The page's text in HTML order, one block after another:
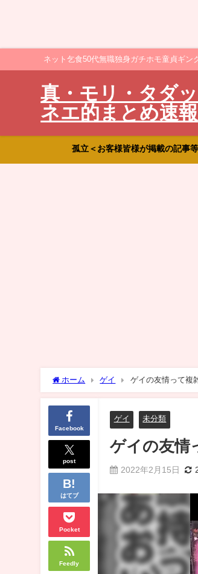
ネット乞食50代無職独身ガチホモ童貞ギ
真・モリ・タダ
ネエ的まとめ速報
孤立＜お客様皆様が掲載の記事
ホーム ゲイ ゲイの友情って複
Facebook
post
はてブ
Pocket
Feedly
ゲイ 未分類
ゲイの友情
2022年2月15日